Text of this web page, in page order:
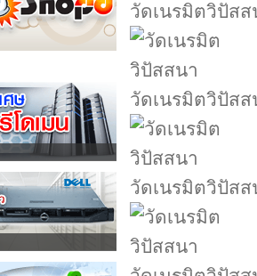
วัดเนรมิตวิปัสส
วัดเนรมิตวิปัสส
วัดเนรมิตวิปัสส